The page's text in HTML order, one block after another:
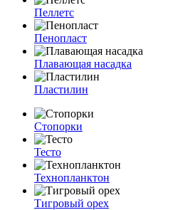
Пеллетс
Пенопласт
Плавающая насадка
Пластилин
Стопорки
Тесто
Технопланктон
Тигровый орех